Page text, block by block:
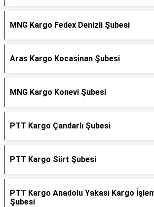
MNG Kargo Fedex Denizli Şubesi
Aras Kargo Kocasinan Şubesi
MNG Kargo Konevi Şubesi
PTT Kargo Çandarlı Şubesi
PTT Kargo Siirt Şubesi
PTT Kargo Anadolu Yakası Kargo
Şubesi